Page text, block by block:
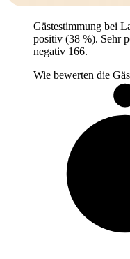
Gästestimmung bei
positiv (38 %). Sehr
negativ 166.
Wie bewerten die